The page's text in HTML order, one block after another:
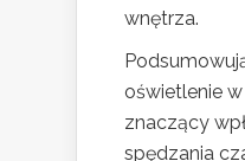
wnętrza.
oświetlenie
znaczący
spędzania